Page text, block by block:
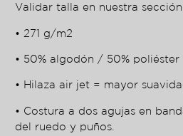
Validar talla en nuestra sección
• 271 g/m2
• 50% algodón / 50%
• Hilaza air jet = mayor
• Costura a dos agujas en
del ruedo y puños.